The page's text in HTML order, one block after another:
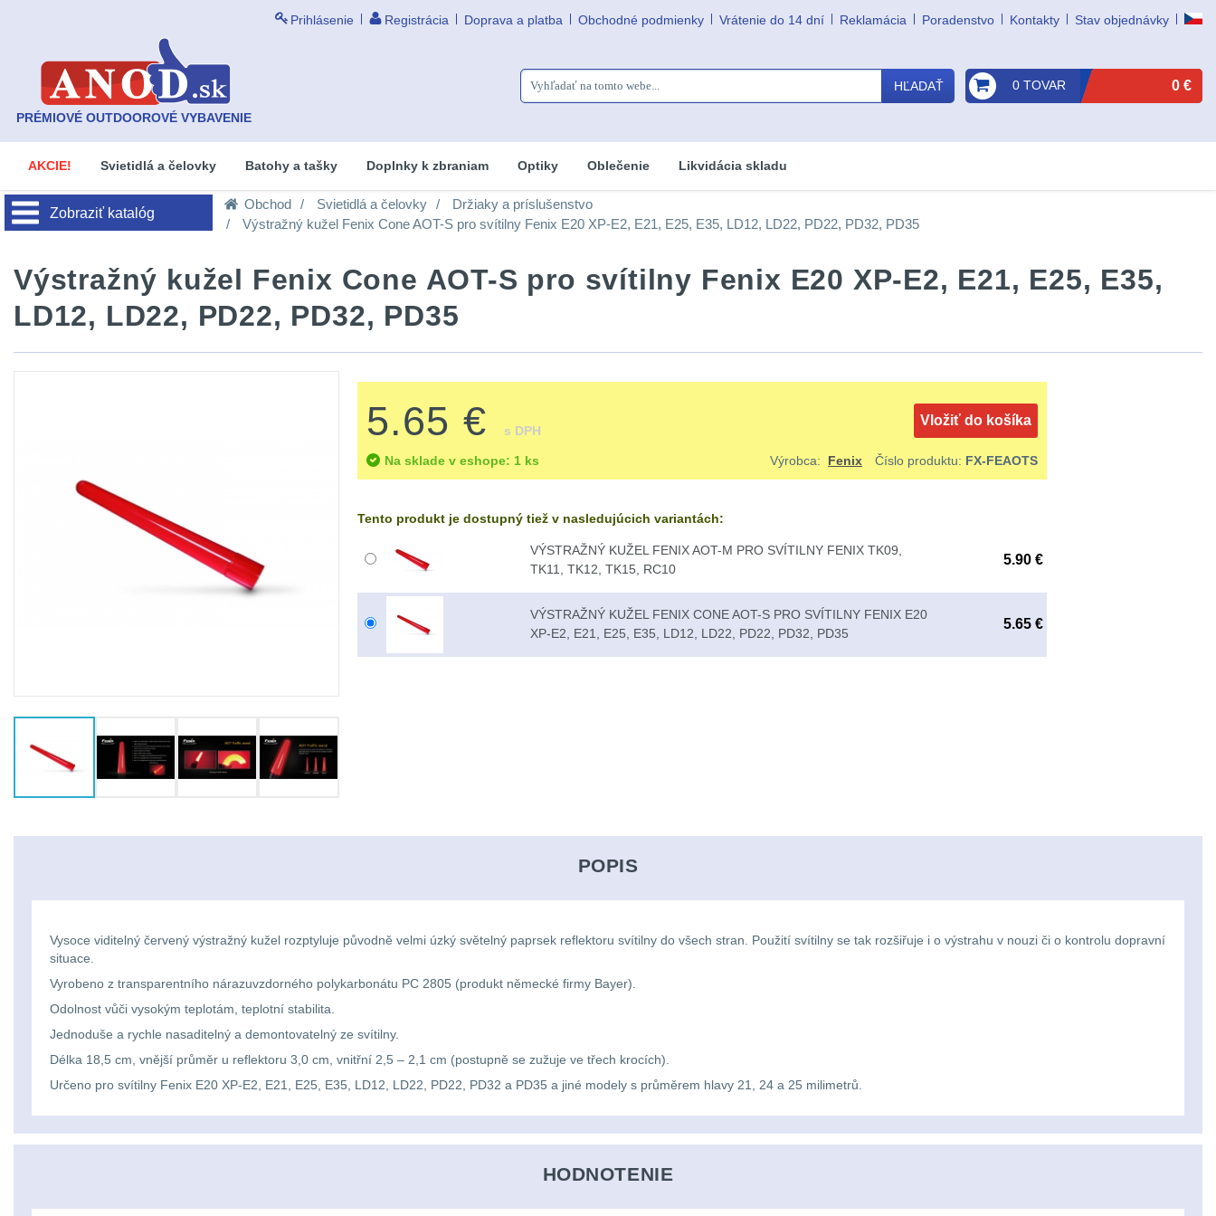
Prihlásenie Registrácia Doprava a platba Obchodné podmienky Vrátenie do 14 dní Reklamácia Poradenstvo Kontakty Stav objednávky
PRÉMIOVÉ OUTDOOROVÉ VYBAVENIE
HĽADAŤ 0 TOVAR 0 €
AKCIE! Svietidlá a čelovky Batohy a tašky Doplnky k zbraniam Optiky Oblečenie Likvidácia skladu
Zobraziť katalóg
Obchod Svietidlá a čelovky
Držiaky a príslušenstvo
Výstražný kužel Fenix Cone AOT-S pro svítilny Fenix E20 XP-E2, E21, E25, E35, LD12, LD22, PD22, PD32, PD35
Výstražný kužel Fenix Cone AOT-S pro svítilny Fenix E20 XP-E2, E21, E25, E35,
LD12, LD22, PD22, PD32, PD35
5.65 € s DPH
Vložiť do košíka
Na sklade v eshope: 1 ks Výrobca: Fenix Číslo produktu: FX-FEAOTS
Tento produkt je dostupný tiež v nasledujúcich variantách:
VÝSTRAŽNÝ KUŽEL FENIX AOT-M PRO SVÍTILNY FENIX TK09,
TK11, TK12, TK15, RC10
5.90 €
VÝSTRAŽNÝ KUŽEL FENIX CONE AOT-S PRO SVÍTILNY FENIX E20
XP-E2, E21, E25, E35, LD12, LD22, PD22, PD32, PD35
5.65 €
POPIS
Vysoce viditelný červený výstražný kužel rozptyluje původně velmi úzký světelný paprsek reflektoru svítilny do všech stran. Použití svítilny se tak rozšiřuje i o výstrahu v nouzi či o kontrolu dopravní
situace.
Vyrobeno z transparentního nárazuvzdorného polykarbonátu PC 2805 (produkt německé firmy Bayer).
Odolnost vůči vysokým teplotám, teplotní stabilita.
Jednoduše a rychle nasaditelný a demontovatelný ze svítilny.
Délka 18,5 cm, vnější průměr u reflektoru 3,0 cm, vnitřní 2,5 – 2,1 cm (postupně se zužuje ve třech krocích).
Určeno pro svítilny Fenix E20 XP-E2, E21, E25, E35, LD12, LD22, PD22, PD32 a PD35 a jiné modely s průměrem hlavy 21, 24 a 25 milimetrů.
HODNOTENIE